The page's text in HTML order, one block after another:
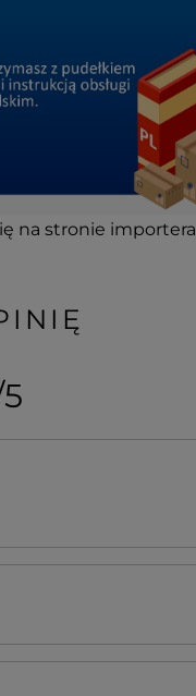
na stronie importera